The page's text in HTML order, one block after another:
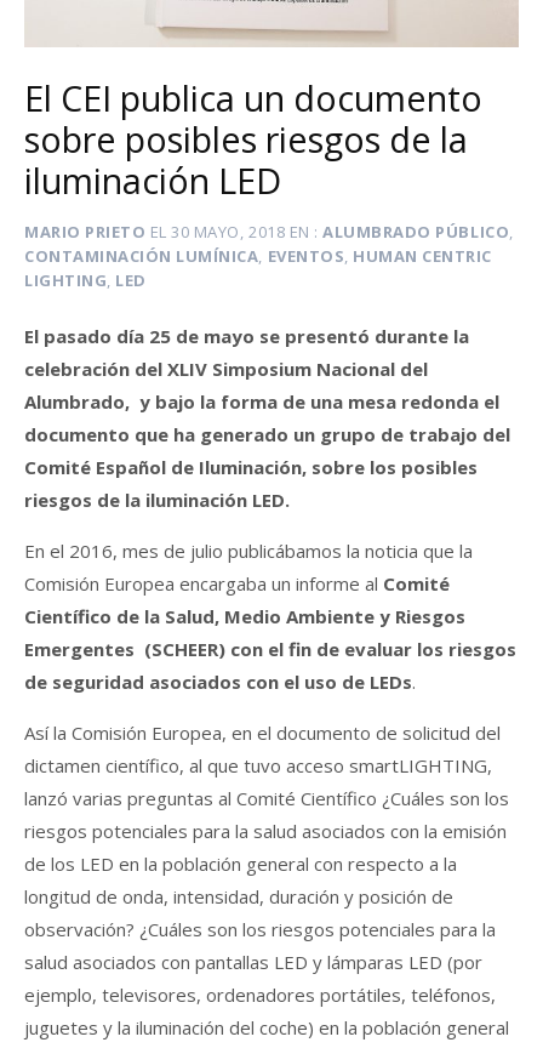
El CEI publica un documento
sobre posibles riesgos de la
iluminación LED
MARIO PRIETO EL30 MAYO, 2018 EN ALUMBRADO PÚBLICO,
CONTAMINACIÓN LUMÍNICA, EVENTOS, HUMAN CENTRIC
LIGHTING, LED
El pasado día 25 de mayo se presentó durante la
celebración del XLIV Simposium Nacional del
Alumbrado, y bajo la forma de una mesa redonda el
documento que ha generado un grupo de trabajo del
Comité Español de Iluminación, sobre los posibles
riesgos de la iluminación LED.
En el 2016, mes de julio publicábamos la noticia que la
Comisión Europea encargaba un informe al Comité
Científico de la Salud, Medio Ambiente y Riesgos
Emergentes (SCHEER) con el fin de evaluar los riesgos
de seguridad asociados con el uso de LEDs.
Así la Comisión Europea, en el documento de solicitud del
dictamen científico, al que tuvo acceso smartLIGHTING,
lanzó varias preguntas al Comité Científico ¿Cuáles son los
riesgos potenciales para la salud asociados con la emisión
de los LED en la población general con respecto a la
longitud de onda, intensidad, duración y posición de
observación? ¿Cuáles son los riesgos potenciales para la
salud asociados con pantallas LED y lámparas LED (por
ejemplo, televisores, ordenadores portátiles, teléfonos,
juguetes y la iluminación del coche) en la población general